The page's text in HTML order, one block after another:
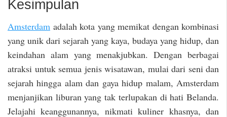
Kesimpulan
Amsterdam adalah kota yang memikat dengan kombinasi
yang unik dari sejarah yang kaya, budaya yang hidup, dan
keindahan alam yang menakjubkan. Dengan berbagai
atraksi untuk semua jenis wisatawan, mulai dari seni dan
sejarah hingga alam dan gaya hidup malam, Amsterdam
menjanjikan liburan yang tak terlupakan di hati Belanda.
Jelajahi keanggunannya, nikmati kuliner khasnya, dan